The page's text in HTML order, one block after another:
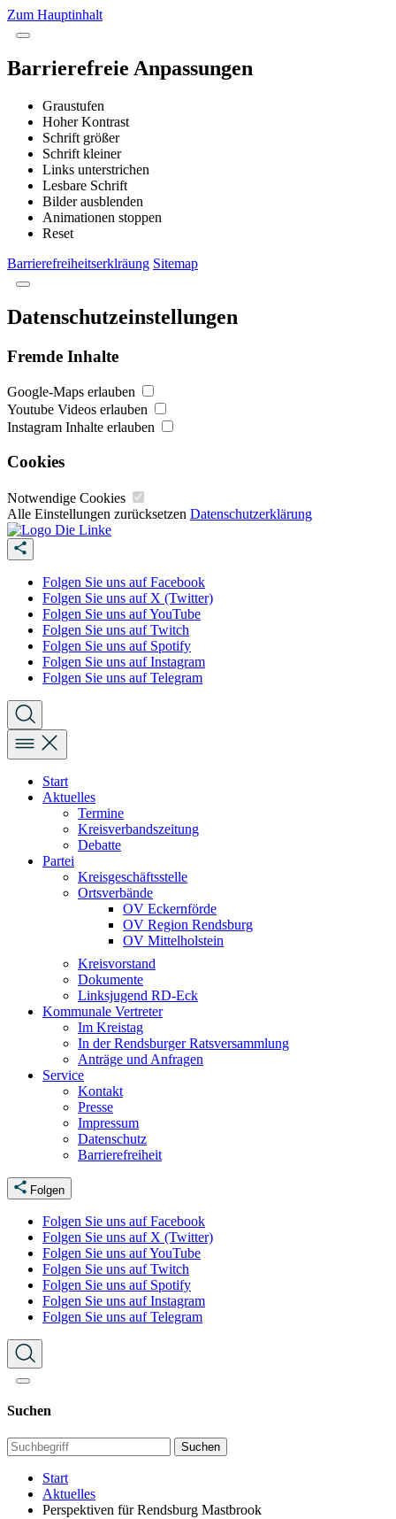
Zum Hauptinhalt
Barrierefreie Anpassungen
Graustufen
Hoher Kontrast
Schrift größer
Schrift kleiner
Links unterstrichen
Lesbare Schrift
Bilder ausblenden
Animationen stoppen
Reset
Barrierefreiheitserklräung Sitemap
Datenschutzeinstellungen
Fremde Inhalte
Google-Maps erlauben
Youtube Videos erlauben
Instagram Inhalte erlauben
Cookies
Notwendige Cookies
Alle Einstellungen zurücksetzen Datenschutzerklärung
Folgen Sie uns auf Facebook
Folgen Sie uns auf X (Twitter)
Folgen Sie uns auf YouTube
Folgen Sie uns auf Twitch
Folgen Sie uns auf Spotify
Folgen Sie uns auf Instagram
Folgen Sie uns auf Telegram
Start
Aktuelles
Termine
Kreisverbandszeitung
Debatte
Partei
Kreisgeschäftsstelle
Ortsverbände
OV Eckernförde
OV Region Rendsburg
OV Mittelholstein
Kreisvorstand
Dokumente
Linksjugend RD-Eck
Kommunale Vertreter
Im Kreistag
In der Rendsburger Ratsversammlung
Anträge und Anfragen
Service
Kontakt
Presse
Impressum
Datenschutz
Barrierefreiheit
Folgen
Folgen Sie uns auf Facebook
Folgen Sie uns auf X (Twitter)
Folgen Sie uns auf YouTube
Folgen Sie uns auf Twitch
Folgen Sie uns auf Spotify
Folgen Sie uns auf Instagram
Folgen Sie uns auf Telegram
Suchen
Suchen
Start
Aktuelles
Perspektiven für Rendsburg Mastbrook